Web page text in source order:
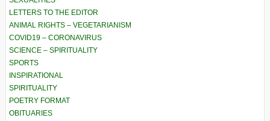
LETTERS TO THE EDITOR
ANIMAL RIGHTS – VEGETARIANISM
COVID19 – CORONAVIRUS
SCIENCE – SPIRITUALITY
SPORTS
INSPIRATIONAL
SPIRITUALITY
POETRY FORMAT
OBITUARIES